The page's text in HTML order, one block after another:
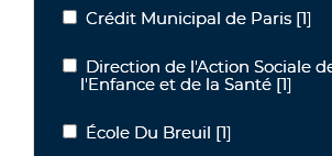
Crédit Municipal de Paris
Crédit Municipal de Paris [1]
Direction de l'Action Sociale de l'Enfance
Direction de l'Action Sociale
l'Enfance et de la Santé [1]
École Du Breuil
École Du Breuil [1]